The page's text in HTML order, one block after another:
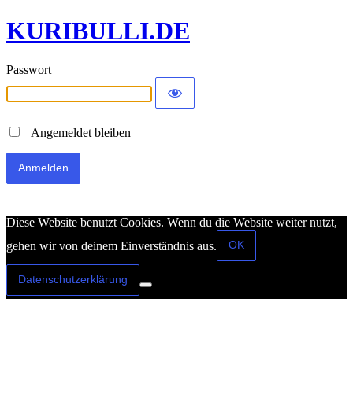
KURIBULLI.DE
Passwort
Angemeldet bleiben
Diese Website benutzt Cookies. Wenn du die Website weiter nutzt,
gehen wir von deinem Einverständnis aus.
OK
Datenschutzerklärung